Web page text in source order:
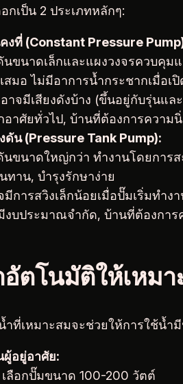
กเป็น 2 ประเภทหลักๆ:
ที่ (Constant Pressure
นขนาดเล็กและแผงวงจรควบคุม
สมอ ไม่มีอาการน้ำกระชากเมื่อ
าจมีเสียงดังบ้าง (ขึ้นอยู่กับรุ่นแล
อาศัยทั่วไป, บ้านที่ต้องการความ
น (Pressure Tank Pump):
นขนาดใหญ่กว่า ทำงานโดยการ
ทาน, บำรุงรักษาง่าย
มีการสวิงเล็กน้อยเมื่อปั๊มเริ่มทำ
งบประมาณจำกัด, บ้านที่ต้องกา
ตโนมัติให้เหม
ที่เหมาะสมจะช่วยให้การใช้น้ำ
อยู่อาศัย:
เลือกปั๊มขนาด 100-200 วัตต์